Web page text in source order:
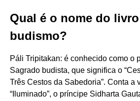
Qual é o nome do
budismo?
Páli Tripitakan: é conhecido como o
Sagrado budista, que significa o
Três Cestos da Sabedoria”. Conta a
“Iluminado”, o príncipe Sidharta